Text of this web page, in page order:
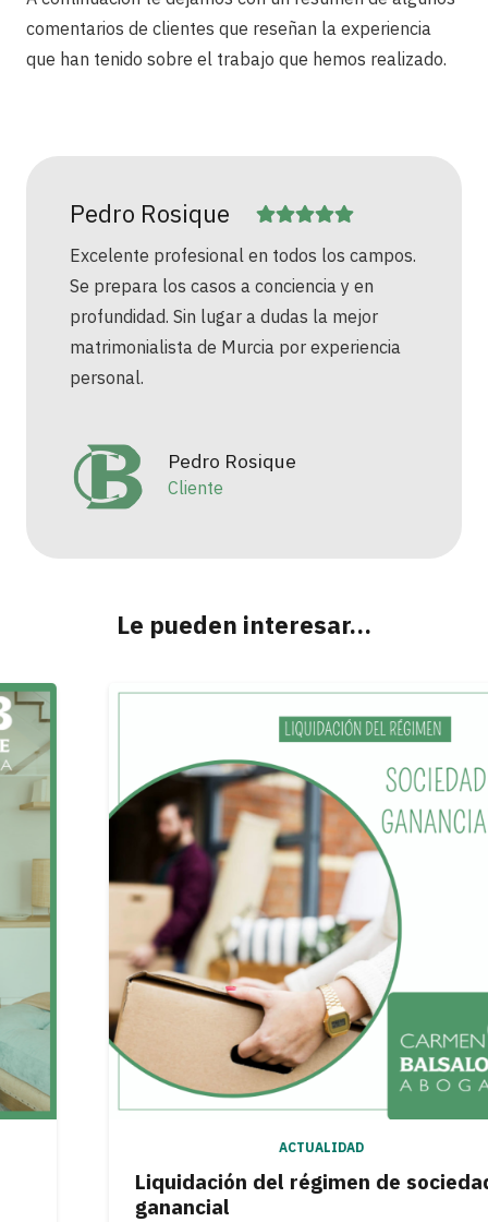
comentarios de clientes que reseñan la experiencia
que han tenido sobre el trabajo que hemos realizado.
en todos los campos.
a conciencia y en
a dudas la mejor
Murcia por experiencia
Rosique
Yolanda Gómez
Empezamos con un
algo complicado y
resultados que son
increibles. Lucha hasta
Le pueden interesar…
Liquidación del régimen de sociedad
ganancial